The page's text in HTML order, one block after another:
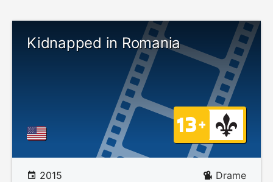
Kidnapped in Romania
2015 Drame